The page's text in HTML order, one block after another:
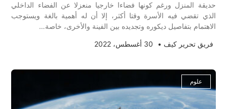
حديقة المنزل ورغم كونها فضاءا خارجيا منعزلا عن الفضاء الداخلي
الذي تقضي فيه الأسرة وقتا أكثر، إلا أن له أهمية بالغة ويستوجب
الاهتمام بتفاصيل ديكوره وتجديده بين الفينة والأخرى، خاصة…
فريق تحرير كيف • 30 أغسطس، 2022
علوم